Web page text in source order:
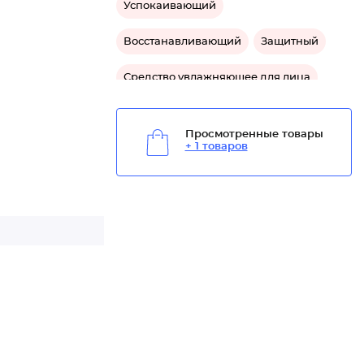
Успокаивающий
Восстанавливающий Защитный
Средство увлажняющее для лица
Средство успокаивающее для лица
Просмотренные товары
+ 1 товаров